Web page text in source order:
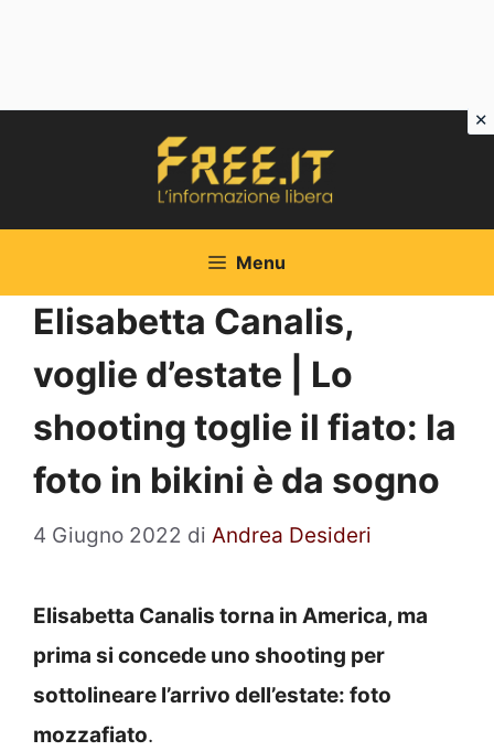
Menu
Elisabetta Canalis,
voglie d’estate | Lo
shooting toglie il fiato: la
foto in bikini è da sogno
4 Giugno 2022 di Andrea Desideri
Elisabetta Canalis torna in America, ma
prima si concede uno shooting per
sottolineare l’arrivo dell’estate: foto
mozzafiato.